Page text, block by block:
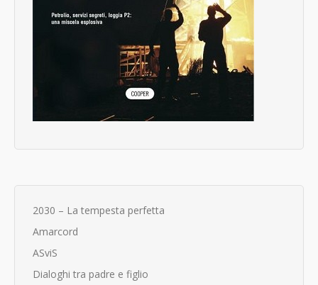
2030 – La tempesta perfetta
Amarcord
ASviS
Dialoghi tra padre e figlio